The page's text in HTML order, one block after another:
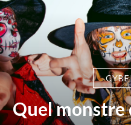
Quel monstre